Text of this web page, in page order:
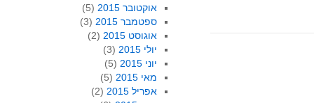
אוקטובר 2015
(5)
ספטמבר 2015
(3)
אוגוסט 2015
(2)
יולי 2015
(3)
יוני 2015
(5)
מאי 2015
(5)
אפריל 2015
(2)